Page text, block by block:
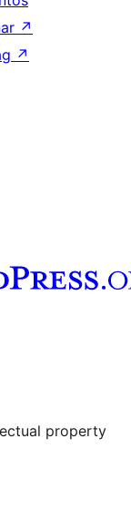
↗
↗
property